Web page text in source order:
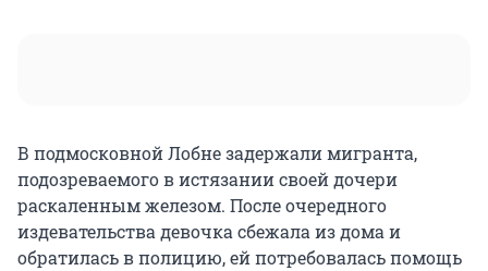
В подмосковной Лобне задержали мигранта,
подозреваемого в истязании своей дочери
раскаленным железом. После очередного
издевательства девочка сбежала из дома и
обратилась в полицию, ей потребовалась помощь